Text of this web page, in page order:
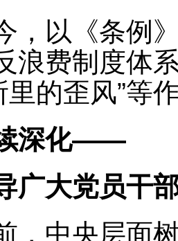
以《条例》
浪费制度体
里的歪风”等
深化——
大党员干部
中央层面树